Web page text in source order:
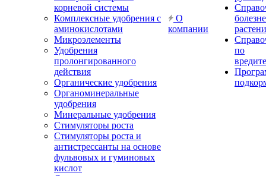
корневой системы
Комплексные удобрения с
аминокислотами
Микроэлементы
Удобрения
пролонгированного
действия
Органические удобрения
Органоминеральные
удобрения
Минеральные удобрения
Стимуляторы роста
Стимуляторы роста и
антистрессанты на основе
фульвовых и гуминовых
кислот
О
компании
по